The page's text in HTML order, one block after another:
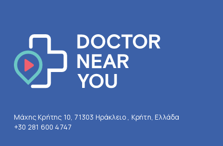
Μάχης Κρήτης 10, 71303 Ηράκλειο , Κρήτη, Ελλάδα
+30 281 600 4747